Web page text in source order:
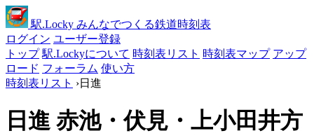
駅.Locky みんなでつくる鉄道時刻表
ログイン ユーザー登録
トップ 駅.Lockyについて 時刻表リスト 時刻表マップ アップ
ロード フォーラム 使い方
時刻表リスト ›日進
日進赤池・伏見・上小田井方